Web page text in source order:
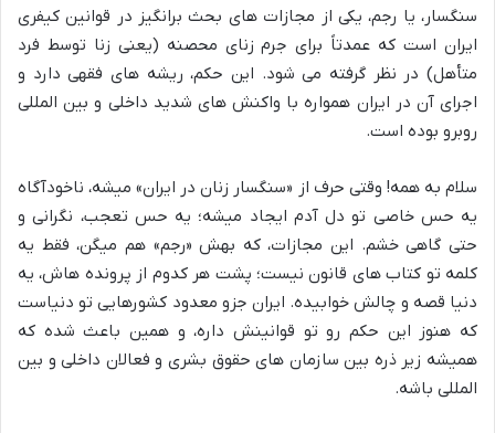
سنگسار، یا رجم، یکی از مجازات های بحث برانگیز در قوانین کیفری
ایران است که عمدتاً برای جرم زنای محصنه (یعنی زنا توسط فرد
متأهل) در نظر گرفته می شود. این حکم، ریشه های فقهی دارد و
اجرای آن در ایران همواره با واکنش های شدید داخلی و بین المللی
روبرو بوده است.
سلام به همه! وقتی حرف از «سنگسار زنان در ایران» میشه، ناخودآگاه
یه حس خاصی تو دل آدم ایجاد میشه؛ یه حس تعجب، نگرانی و
حتی گاهی خشم. این مجازات، که بهش «رجم» هم میگن، فقط یه
کلمه تو کتاب های قانون نیست؛ پشت هر کدوم از پرونده هاش، یه
دنیا قصه و چالش خوابیده. ایران جزو معدود کشورهایی تو دنیاست
که هنوز این حکم رو تو قوانینش داره، و همین باعث شده که
همیشه زیر ذره بین سازمان های حقوق بشری و فعالان داخلی و بین
المللی باشه.